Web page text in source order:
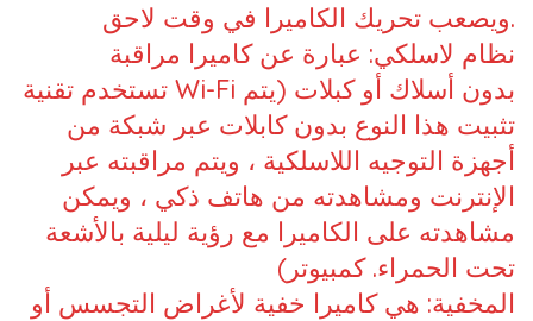
ويصعب تحريك الكاميرا في وقت لاحق.
نظام لاسلكي: عبارة عن كاميرا مراقبة
تستخدم تقنية Wi-Fi بدون أسلاك أو كبلات (يتم
تثبيت هذا النوع بدون كابلات عبر شبكة من
أجهزة التوجيه اللاسلكية ، ويتم مراقبته عبر
الإنترنت ومشاهدته من هاتف ذكي ، ويمكن
مشاهدته على الكاميرا مع رؤية ليلية بالأشعة
تحت الحمراء. كمبيوتر)
المخفية: هي كاميرا خفية لأغراض التجسس أو